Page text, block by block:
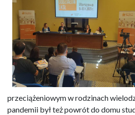
przeciążeniowym w rodzinach
pandemii był też powrót do domu